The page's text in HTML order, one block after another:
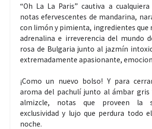
“Oh La La Paris” cautiva a
notas efervescentes de mandarina,
con limón y pimienta, ingredientes que
adrenalina e irreverencia del mundo
rosa de Bulgaria junto al jazmín
extremadamente apasionante,
¡Como un nuevo bolso! Y para
aroma del pachulí junto al ámbar gris
almizcle, notas que proveen la
exclusividad y lujo que perdura todo
noche.